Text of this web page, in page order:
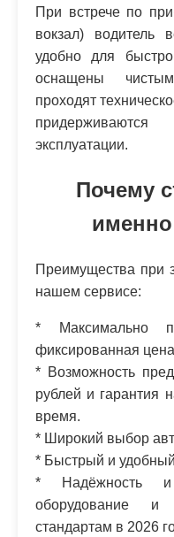
При встрече по
вокзал) водитель
удобно для
оснащены
проходят
придерживаются
эксплуатации.
Почему
именно
Преимущества при
нашем сервисе:
* Максимально
фиксированная
* Возможность
рублей и гарантия
время.
* Широкий выбор
* Быстрый и
* Надёжность
оборудование и
стандартам в 2026